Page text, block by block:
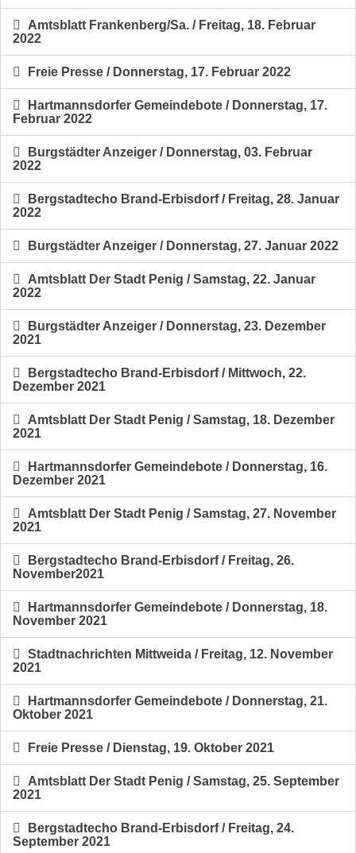
Amtsblatt Frankenberg/Sa. / Freitag, 18. Februar
2022
Freie Presse / Donnerstag, 17. Februar 2022
Hartmannsdorfer Gemeindebote / Donnerstag, 17.
Februar 2022
Burgstädter Anzeiger / Donnerstag, 03. Februar
2022
Bergstadtecho Brand-Erbisdorf / Freitag, 28. Januar
2022
Burgstädter Anzeiger / Donnerstag, 27. Januar 2022
Amtsblatt Der Stadt Penig / Samstag, 22. Januar
2022
Burgstädter Anzeiger / Donnerstag, 23. Dezember
2021
Bergstadtecho Brand-Erbisdorf / Mittwoch, 22.
Dezember 2021
Amtsblatt Der Stadt Penig / Samstag, 18. Dezember
2021
Hartmannsdorfer Gemeindebote / Donnerstag, 16.
Dezember 2021
Amtsblatt Der Stadt Penig / Samstag, 27. November
2021
Bergstadtecho Brand-Erbisdorf / Freitag, 26.
November2021
Hartmannsdorfer Gemeindebote / Donnerstag, 18.
November 2021
Stadtnachrichten Mittweida / Freitag, 12. November
2021
Hartmannsdorfer Gemeindebote / Donnerstag, 21.
Oktober 2021
Freie Presse / Dienstag, 19. Oktober 2021
Amtsblatt Der Stadt Penig / Samstag, 25. September
2021
Bergstadtecho Brand-Erbisdorf / Freitag, 24.
September 2021